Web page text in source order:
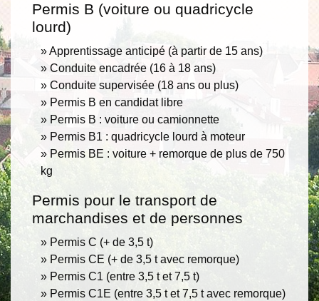
Permis B (voiture ou quadricycle
lourd)
Apprentissage anticipé (à partir de 15 ans)
Conduite encadrée (16 à 18 ans)
Conduite supervisée (18 ans ou plus)
Permis B en candidat libre
Permis B : voiture ou camionnette
Permis B1 : quadricycle lourd à moteur
Permis BE : voiture + remorque de plus de 750
kg
Permis pour le transport de
marchandises et de personnes
Permis C (+ de 3,5 t)
Permis CE (+ de 3,5 t avec remorque)
Permis C1 (entre 3,5 t et 7,5 t)
Permis C1E (entre 3,5 t et 7,5 t avec remorque)